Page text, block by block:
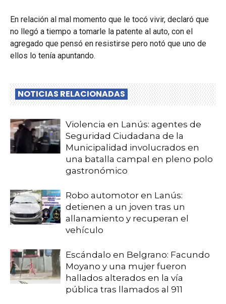
En relación al mal momento que le tocó vivir, declaró que
no llegó a tiempo a tomarle la patente al auto, con el
agregado que pensó en resistirse pero notó que uno de
ellos lo tenía apuntando.
NOTICIAS RELACIONADAS
Violencia en Lanús: agentes de
Seguridad Ciudadana de la
Municipalidad involucrados en
una batalla campal en pleno polo
gastronómico
Robo automotor en Lanús:
detienen a un joven tras un
allanamiento y recuperan el
vehículo
Escándalo en Belgrano: Facundo
Moyano y una mujer fueron
hallados alterados en la vía
pública tras llamados al 911